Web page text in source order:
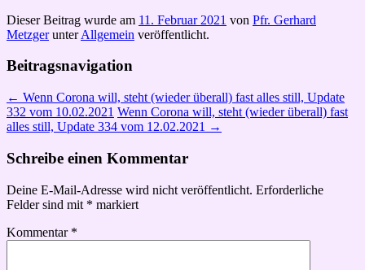
Dieser Beitrag wurde am 11. Februar 2021 von Pfr. Gerhard
MetzgerunterAllgemein veröffentlicht.
Beitragsnavigation
← Wenn Corona will, steht (wieder überall) fast alles still, Update
332 vom 10.02.2021 Wenn Corona will, steht (wieder überall) fast
alles still, Update 334 vom 12.02.2021 →
Schreibe einen Kommentar
Deine E-Mail-Adresse wird nicht veröffentlicht. Erforderliche
Felder sind mit * markiert
Kommentar *